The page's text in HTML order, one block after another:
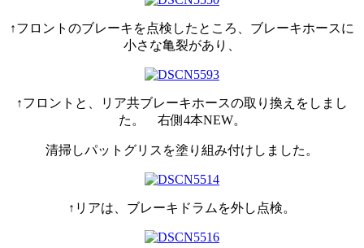
↑フロントのブレーキを点検したところ、ブレーキホースに
小さな亀裂があり、
↑フロントと、リア共ブレーキホースの取り換えをしまし
た。 右側4本NEW。
清掃しパットグリスを塗り組み付けしました。
↑リアは、ブレーキドラムを外し点検。